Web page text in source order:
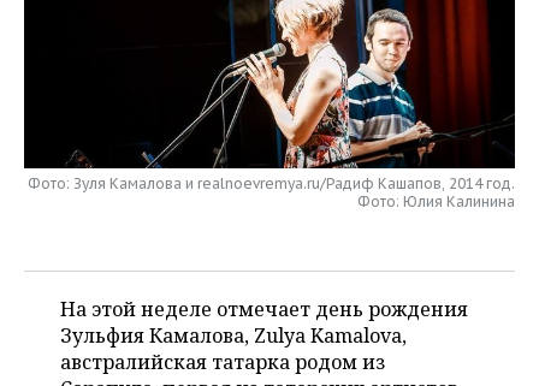
ЭНЕРГЕТИКА
РОЗНИЧНАЯ ТОРГОВЛЯ
УСЛУГИ
НОВОСТИ ТЕХНОЛОГИЙ
МЕДИА
НОВОСТИ МЕРОПРИЯТИЙ
ВЫЕЗДНАЯ РЕДАКЦИЯ
ONLINE-КОНФЕРЕНЦИИ
ОТКРЫТАЯ ЛЕКЦИЯ
НОВОСТИ СПОРТА
ХОККЕЙ
БАСКЕТБОЛ
ВОЛЕЙБОЛ
ОБЩЕСТВО
ВЛАСТЬ
ИНФРАСТРУКТУРА
ИСТОРИЯ
СЮЖЕТЫ
СПРАВОЧНИК
СПИСОК ПЕРСОН
ПОЛНАЯ ВЕРСИЯ
Фото: Зуля Камалова и realnoevremya.ru/Радиф Кашапов, 2014 год.
Фото: Юлия Калинина
На этой неделе отмечает день рождения
Зульфия Камалова, Zulya Kamalova,
австралийская татарка родом из